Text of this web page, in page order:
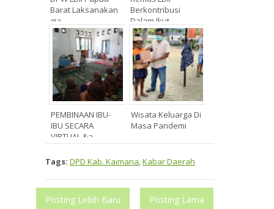
Barat Laksanakan
gia...
Berkontribusi
Dalam Ikut...
PEMBINAAN IBU-
IBU SECARA
VIRTUAL &a...
Wisata Keluarga Di
Masa Pandemi
Tags: DPD Kab. Kaimana,Kabar Daerah
Posting Lebih Baru Posting Lama